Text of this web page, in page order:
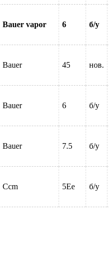
Bauer vapor 6 б/у
Bauer 45 нов.
Bauer 6 б/у
Bauer 7.5 б/у
Ccm 5Ee б/у